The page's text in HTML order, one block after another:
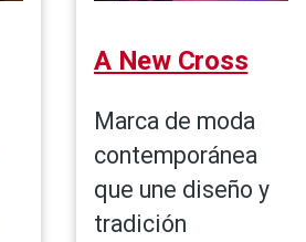
A New Cross
Marca de moda
contemporánea
que une diseño y
tradición